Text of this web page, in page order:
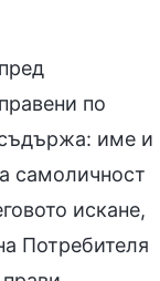
по
име и
самоличност
искане,
Потребителя